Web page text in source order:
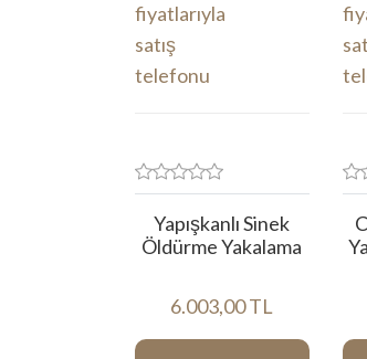
Yapışkanlı Sinek
Öldürme Yakalama
6.003,00 TL